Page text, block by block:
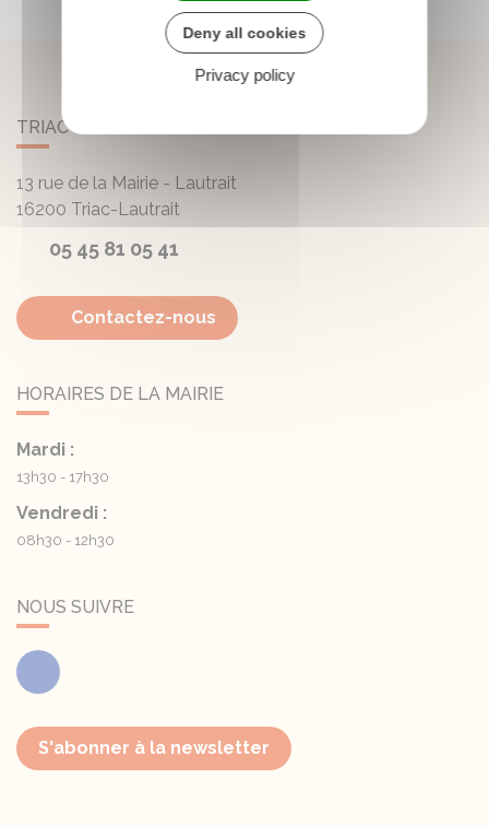
TRIAC-LAUTRAIT
13 rue de la Mairie - Lautrait
16200 Triac-Lautrait
05 45 81 05 41
Contactez-nous
HORAIRES DE LA MAIRIE
Mardi :
13h30 - 17h30
Vendredi :
08h30 - 12h30
NOUS SUIVRE
Facebook
S'abonner à la newsletter
Deny all cookies
Privacy policy